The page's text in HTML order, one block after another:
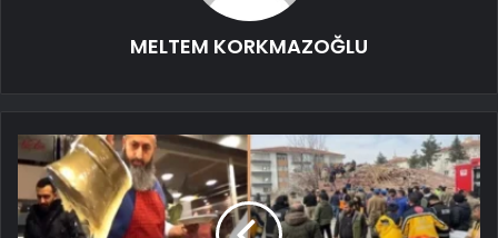
MELTEM KORKMAZOĞLU